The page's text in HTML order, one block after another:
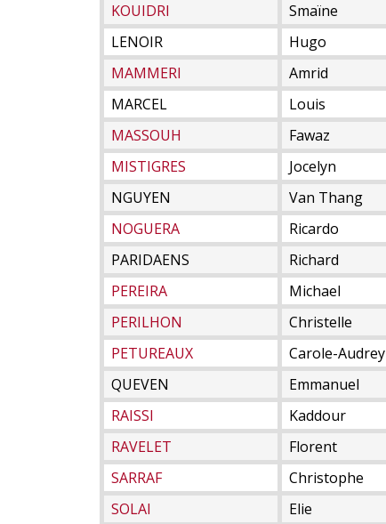
KOUIDRI
Smaïne
LENOIR
Hugo
MAMMERI
Amrid
MARCEL
Louis
MASSOUH
Fawaz
MISTIGRES
Jocelyn
NGUYEN
Van Thang
NOGUERA
Ricardo
PARIDAENS
Richard
PEREIRA
Michael
PERILHON
Christelle
PETUREAUX
Carole-Audrey
QUEVEN
Emmanuel
RAISSI
Kaddour
RAVELET
Florent
SARRAF
Christophe
SOLAI
Elie